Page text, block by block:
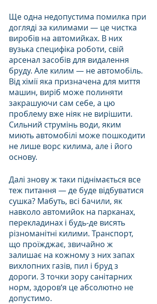
Ще одна недопустима помилка при
догляді за килимами — це чистка
виробів на автомийках. В них
вузька специфіка роботи, свій
арсенал засобів для видалення
бруду. Але килим — не автомобіль.
Від хімії яка призначена для миття
машин, виріб може полиняти
закрашуючи сам себе, а цю
проблему вже ніяк не вирішити.
Сильний струмінь води, яким
миють автомобілі може пошкодити
не лише ворс килима, але і його
основу.
Далі знову ж таки піднімається все
теж питання — де буде відбуватися
сушка? Мабуть, всі бачили, як
навколо автомийок на парканах,
перекладинах і будь-де висять
різноманітні килими. Транспорт,
що проїжджає, звичайно ж
залишає на кожному з них запах
вихлопних газів, пил і бруд з
дороги. З точки зору санітарних
норм, здоров‘я це абсолютно не
допустимо.